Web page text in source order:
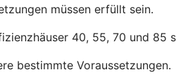
müssen erfüllt sein.
40, 55, 70 und 85
bestimmte Voraussetzungen.